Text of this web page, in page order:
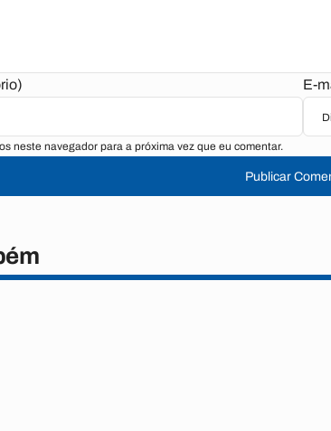
E-
neste navegador para a próxima vez que eu comentar.
Publicar